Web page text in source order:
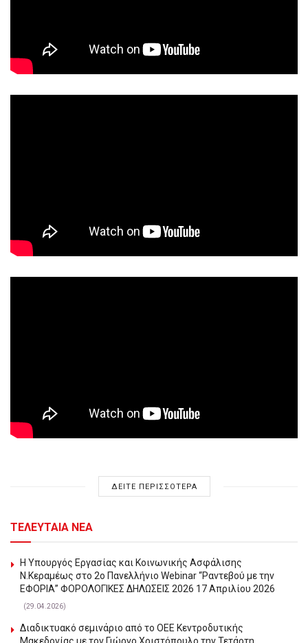
ΔΕΙΤΕ ΠΕΡΙΣΣΟΤΕΡΑ
ΤΕΛΕΥΤΑΙΑ ΝΕΑ
Η Υπουργός Εργασίας και Κοινωνικής Ασφάλισης
Ν.Κεραμέως στο 2o Πανελλήνιο Webinar “Ραντεβού με την
ΕΦΟΡΙΑ” ΦΟΡΟΛΟΓΙΚΕΣ ΔΗΛΩΣΕΙΣ 2026 17 Απριλίου 2026
(29.04.2026)
Διαδικτυακό σεμινάριο από το ΟΕΕ Κεντροδυτικής
Μακεδονίας με τον Γιώργο Χριστόπουλο την Τετάρτη